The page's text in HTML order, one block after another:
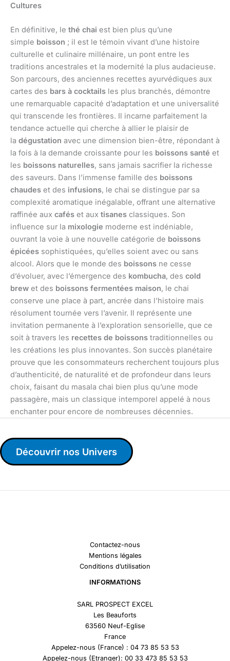
Cultures
En définitive, le thé chai est bien plus qu’une
simple boisson ; il est le témoin vivant d’une histoire
culturelle et culinaire millénaire, un pont entre les
traditions ancestrales et la modernité la plus audacieuse.
Son parcours, des anciennes recettes ayurvédiques aux
cartes des bars à cocktails les plus branchés, démontre
une remarquable capacité d’adaptation et une universalité
qui transcende les frontières. Il incarne parfaitement la
tendance actuelle qui cherche à allier le plaisir de
la dégustation avec une dimension bien-être, répondant à
la fois à la demande croissante pour les boissons santé et
les boissons naturelles, sans jamais sacrifier la richesse
des saveurs. Dans l’immense famille des boissons
chaudes et des infusions, le chai se distingue par sa
complexité aromatique inégalable, offrant une alternative
raffinée aux cafés et aux tisanes classiques. Son
influence sur la mixologie moderne est indéniable,
ouvrant la voie à une nouvelle catégorie de boissons
épicées sophistiquées, qu’elles soient avec ou sans
alcool. Alors que le monde des boissons ne cesse
d’évoluer, avec l’émergence des kombucha, des cold
brew et des boissons fermentées maison, le chai
conserve une place à part, ancrée dans l’histoire mais
résolument tournée vers l’avenir. Il représente une
invitation permanente à l’exploration sensorielle, que ce
soit à travers les recettes de boissons traditionnelles ou
les créations les plus innovantes. Son succès planétaire
prouve que les consommateurs recherchent toujours plus
d’authenticité, de naturalité et de profondeur dans leurs
choix, faisant du masala chai bien plus qu’une mode
passagère, mais un classique intemporel appelé à nous
enchanter pour encore de nombreuses décennies.
Découvrir nos Univers
Contactez-nous
Mentions légales
Conditions d’utilisation
INFORMATIONS
SARL PROSPECT EXCEL
Les Beauforts
63560 Neuf-Eglise
France
Appelez-nous (France) : 04 73 85 53 53
Appelez-nous (Etranger): 00 33 473 85 53 53